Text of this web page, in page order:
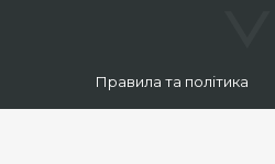
Правила та політика